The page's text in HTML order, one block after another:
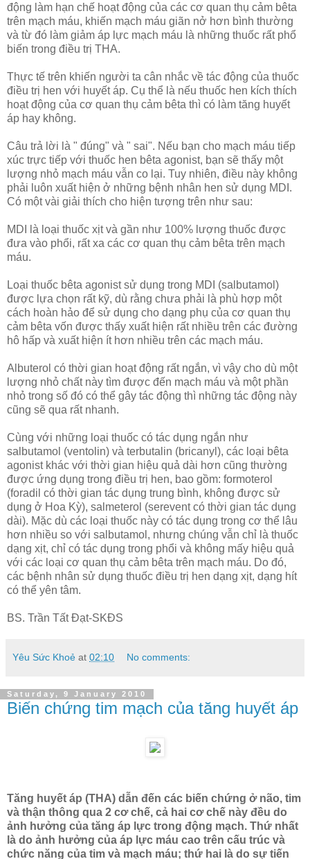
động làm hạn chế hoạt động của các cơ quan thụ cảm bêta
trên mạch máu, khiến mạch máu giãn nở hơn bình thường
và từ đó làm giảm áp lực mạch máu là những thuốc rất phổ
biến trong điều trị THA.
Thực tế trên khiến người ta cân nhắc về tác động của thuốc
điều trị hen với huyết áp. Cụ thể là nếu thuốc hen kích thích
hoạt động của cơ quan thụ cảm bêta thì có làm tăng huyết
áp hay không.
Câu trả lời là " đúng" và " sai". Nếu bạn cho mạch máu tiếp
xúc trực tiếp với thuốc hen bêta agonist, bạn sẽ thấy một
lượng nhỏ mạch máu vẫn co lại. Tuy nhiên, điều này không
phải luôn xuất hiện ở những bệnh nhân hen sử dụng MDI.
Có một vài giải thích cho hiện tượng trên như sau:
MDI là loại thuốc xịt và gần như 100% lượng thuốc được
đưa vào phổi, rất xa các cơ quan thụ cảm bêta trên mạch
máu.
Loại thuốc bêta agonist sử dụng trong MDI (salbutamol)
được lựa chọn rất kỹ, dù rằng chưa phải là phù hợp một
cách hoàn hảo để sử dụng cho dạng phụ của cơ quan thụ
cảm bêta vốn được thấy xuất hiện rất nhiều trên các đường
hô hấp và xuất hiện ít hơn nhiều trên các mạch máu.
Albuterol có thời gian hoạt động rất ngắn, vì vậy cho dù một
lượng nhỏ chất này tìm được đến mạch máu và một phần
nhỏ trong số đó có thể gây tác động thì những tác động này
cũng sẽ qua rất nhanh.
Cùng với những loại thuốc có tác dụng ngắn như
salbutamol (ventolin) và terbutalin (bricanyl), các loại bêta
agonist khác với thời gian hiệu quả dài hơn cũng thường
được ứng dụng trong điều trị hen, bao gồm: formoterol
(foradil có thời gian tác dụng trung bình, không được sử
dụng ở Hoa Kỳ), salmeterol (serevent có thời gian tác dụng
dài). Mặc dù các loại thuốc này có tác dụng trong cơ thể lâu
hơn nhiều so với salbutamol, nhưng chúng vẫn chỉ là thuốc
dạng xịt, chỉ có tác dụng trong phổi và không mấy hiệu quả
với các loại cơ quan thụ cảm bêta trên mạch máu. Do đó,
các bệnh nhân sử dụng thuốc điều trị hen dạng xịt, dạng hít
có thể yên tâm.
BS. Trần Tất Đạt-SKĐS
Yêu Sức Khoẻ at 02:10 No comments:
Saturday, 9 January 2010
Biến chứng tim mạch của tăng huyết áp
Tăng huyết áp (THA) dẫn đến các biến chứng ở não, tim
và thận thông qua 2 cơ chế, cả hai cơ chế này đều do
ảnh hưởng của tăng áp lực trong động mạch. Thứ nhất
là do ảnh hưởng của áp lực máu cao trên cấu trúc và
chức năng của tim và mạch máu; thứ hai là do sự tiến